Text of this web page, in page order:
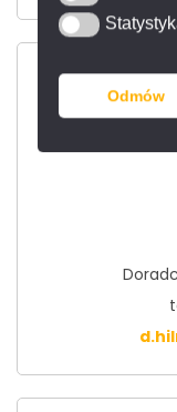
Statystyka
Odmów